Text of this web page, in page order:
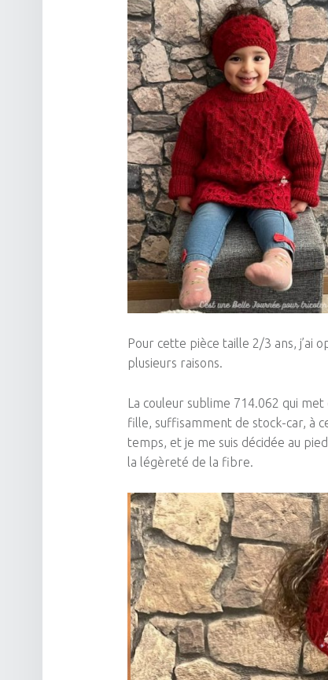
Pour cette pièce taille 2/3 ans, j’ai
plusieurs raisons.
La couleur sublime 714.062 qui
fille, suffisamment de stock-car, à
temps, et je me suis décidée au
la légèreté de la fibre.